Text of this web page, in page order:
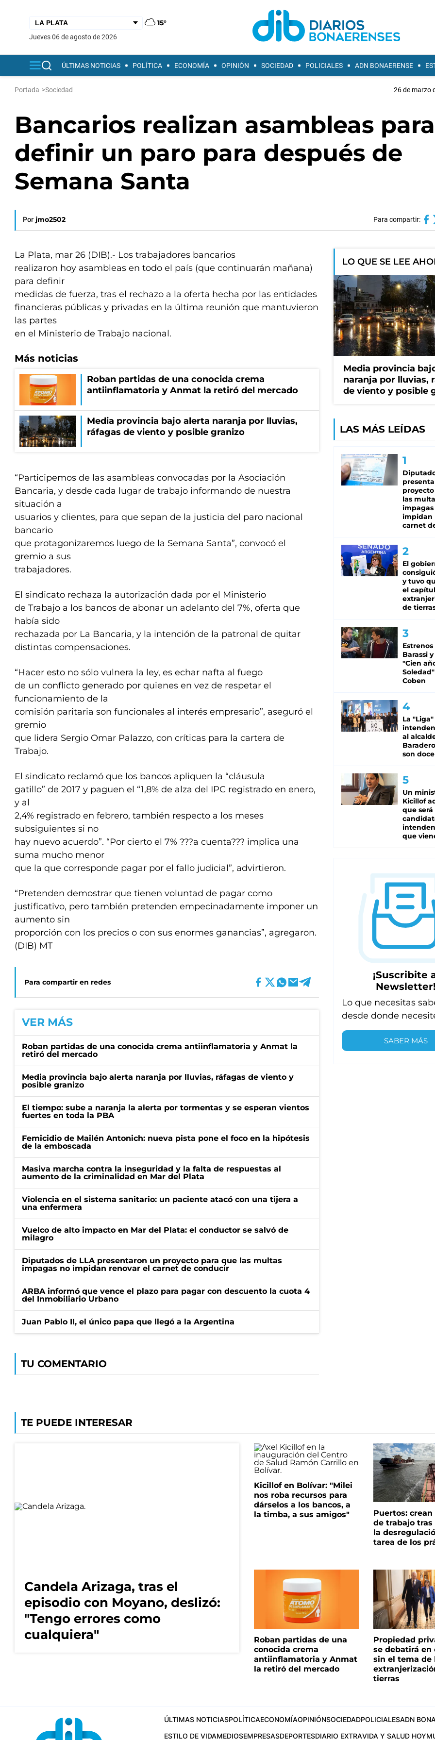
15°
jueves 06 de agosto de 2026
ÚLTIMAS NOTICIAS POLÍTICA ECONOMÍA OPINIÓN SOCIEDAD POLICIALES ADN BONAERENSE
Portada >Sociedad 26 de marzo
Bancarios realizan asambleas para
definir un paro para después de
Semana Santa
Por jmo2502 Para compartir:
La Plata, mar 26 (DIB).- Los trabajadores bancarios
realizaron hoy asambleas en todo el país (que continuarán mañana)
para definir
medidas de fuerza, tras el rechazo a la oferta hecha por las entidades
financieras públicas y privadas en la última reunión que mantuvieron
las partes
en el Ministerio de Trabajo nacional.
Más noticias
Roban partidas de una conocida crema
antiinflamatoria y Anmat la retiró del mercado
Media provincia bajo alerta naranja por lluvias,
ráfagas de viento y posible granizo
“Participemos de las asambleas convocadas por la Asociación
Bancaria, y desde cada lugar de trabajo informando de nuestra
situación a
usuarios y clientes, para que sepan de la justicia del paro nacional
bancario
que protagonizaremos luego de la Semana Santa”, convocó el
gremio a sus
trabajadores.
El sindicato rechaza la autorización dada por el Ministerio
de Trabajo a los bancos de abonar un adelanto del 7%, oferta que
había sido
rechazada por La Bancaria, y la intención de la patronal de quitar
distintas compensaciones.
“Hacer esto no sólo vulnera la ley, es echar nafta al fuego
de un conflicto generado por quienes en vez de respetar el
funcionamiento de la
comisión paritaria son funcionales al interés empresario”, aseguró el
gremio
que lidera Sergio Omar Palazzo, con críticas para la cartera de
Trabajo.
El sindicato reclamó que los bancos apliquen la “cláusula
gatillo” de 2017 y paguen el “1,8% de alza del IPC registrado en enero,
y al
2,4% registrado en febrero, también respecto a los meses
subsiguientes si no
hay nuevo acuerdo”. “Por cierto el 7% ???a cuenta??? implica una
suma mucho menor
que la que corresponde pagar por el fallo judicial”, advirtieron.
“Pretenden demostrar que tienen voluntad de pagar como
justificativo, pero también pretenden empecinadamente imponer un
aumento sin
proporción con los precios o con sus enormes ganancias”, agregaron.
(DIB) MT
Para compartir en redes
VER MÁS
Roban partidas de una conocida crema antiinflamatoria y Anmat la
retiró del mercado
Media provincia bajo alerta naranja por lluvias, ráfagas de viento y
posible granizo
El tiempo: sube a naranja la alerta por tormentas y se esperan vientos
fuertes en toda la PBA
Femicidio de Mailén Antonich: nueva pista pone el foco en la hipótesis
de la emboscada
Masiva marcha contra la inseguridad y la falta de respuestas al
aumento de la criminalidad en Mar del Plata
Violencia en el sistema sanitario: un paciente atacó con una tijera a
una enfermera
Vuelco de alto impacto en Mar del Plata: el conductor se salvó de
milagro
Diputados de LLA presentaron un proyecto para que las multas
impagas no impidan renovar el carnet de conducir
ARBA informó que vence el plazo para pagar con descuento la cuota 4
del Inmobiliario Urbano
Juan Pablo II, el único papa que llegó a la Argentina
TU COMENTARIO
LO QUE SE LEE
Media provincia
naranja por lluvias,
de viento y posible
LAS MÁS LEÍDAS
las
impagas
impidan
carnet
El
y tuvo
el
de
Estrenos
Barassi
"Cien
Coben
La
al
son doce
Un
Kicillof
que será
que
¡Suscribite
Newsletter!
Lo que necesitas
desde donde
SABER MÁS
TE PUEDE INTERESAR
Candela Arizaga, tras el
episodio con Moyano, deslizó:
"Tengo errores como
cualquiera"
Kicillof en Bolívar: "Milei
nos roba recursos para
dárselos a los bancos, a
la timba, a sus amigos"
Puertos:
de trabajo tras
la
tarea de los
Roban partidas de una
conocida crema
antiinflamatoria y Anmat
la retiró del mercado
Propiedad
se debatirá en
sin el tema de
tierras
ÚLTIMAS NOTICIASPOLÍTICAECONOMÍAOPINIÓNSOCIEDADPOLICIALESADN
ESTILO DE VIDAMEDIOSEMPRESASDEPORTESDIARIO EXTRAVIDA Y SALUD HOY